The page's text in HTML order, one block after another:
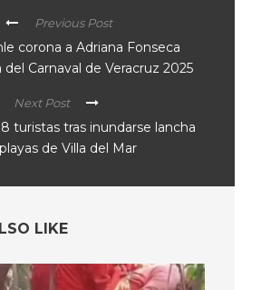
Previous Post
corona a Adriana Fonseca
Carnaval de Veracruz 2025
Next Post
turistas tras inundarse lancha
de Villa del Mar
LIKE